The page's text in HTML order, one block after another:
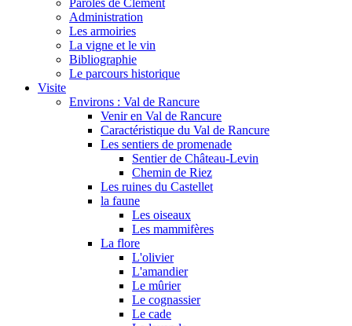
Paroles de Clément
Administration
Les armoiries
La vigne et le vin
Bibliographie
Le parcours historique
Visite
Environs : Val de Rancure
Venir en Val de Rancure
Caractéristique du Val de Rancure
Les sentiers de promenade
Sentier de Château-Levin
Chemin de Riez
Les ruines du Castellet
la faune
Les oiseaux
Les mammifères
La flore
L'olivier
L'amandier
Le mûrier
Le cognassier
Le cade